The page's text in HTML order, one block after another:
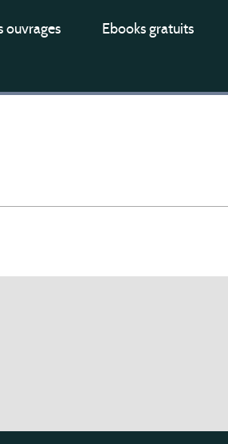
ouvrages Ebooks gratuits